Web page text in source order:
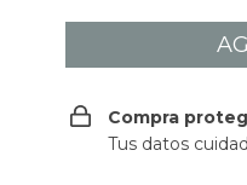
Compra
Tus datos